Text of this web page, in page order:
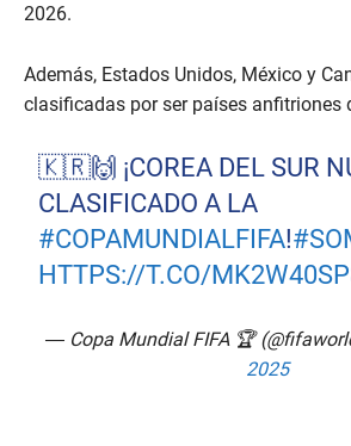
2026.
Además, Estados Unidos, México y
clasificadas por ser países anfitriones
🇰🇷🙌 ¡COREA DEL SUR
CLASIFICADO A LA
#COPAMUNDIALFIFA!
HTTPS://T.CO/
— Copa Mundial FIFA 🏆
2025